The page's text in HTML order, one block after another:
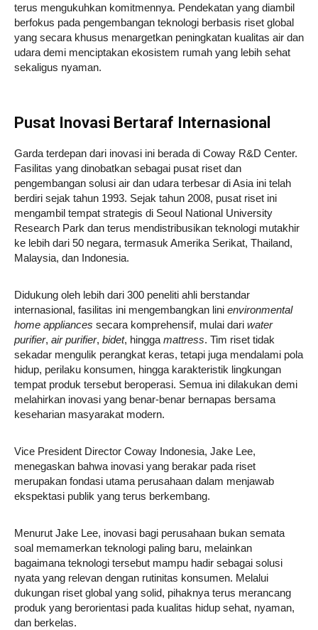
terus mengukuhkan komitmennya. Pendekatan yang diambil
berfokus pada pengembangan teknologi berbasis riset global
yang secara khusus menargetkan peningkatan kualitas air dan
udara demi menciptakan ekosistem rumah yang lebih sehat
sekaligus nyaman.
Pusat Inovasi Bertaraf Internasional
Garda terdepan dari inovasi ini berada di Coway R&D Center.
Fasilitas yang dinobatkan sebagai pusat riset dan
pengembangan solusi air dan udara terbesar di Asia ini telah
berdiri sejak tahun 1993. Sejak tahun 2008, pusat riset ini
mengambil tempat strategis di Seoul National University
Research Park dan terus mendistribusikan teknologi mutakhir
ke lebih dari 50 negara, termasuk Amerika Serikat, Thailand,
Malaysia, dan Indonesia.
Didukung oleh lebih dari 300 peneliti ahli berstandar
internasional, fasilitas ini mengembangkan lini environmental
home appliances secara komprehensif, mulai dari water
purifier, air purifier, bidet, hinggamattress. Tim riset tidak
sekadar mengulik perangkat keras, tetapi juga mendalami pola
hidup, perilaku konsumen, hingga karakteristik lingkungan
tempat produk tersebut beroperasi. Semua ini dilakukan demi
melahirkan inovasi yang benar-benar bernapas bersama
keseharian masyarakat modern.
Vice President Director Coway Indonesia, Jake Lee,
menegaskan bahwa inovasi yang berakar pada riset
merupakan fondasi utama perusahaan dalam menjawab
ekspektasi publik yang terus berkembang.
Menurut Jake Lee, inovasi bagi perusahaan bukan semata
soal memamerkan teknologi paling baru, melainkan
bagaimana teknologi tersebut mampu hadir sebagai solusi
nyata yang relevan dengan rutinitas konsumen. Melalui
dukungan riset global yang solid, pihaknya terus merancang
produk yang berorientasi pada kualitas hidup sehat, nyaman,
dan berkelas.